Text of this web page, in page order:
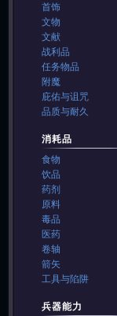
首饰
文物
文献
战利品
任务物品
附魔
庇佑与诅咒
品质与耐久
消耗品
食物
饮品
药剂
原料
毒品
医药
卷轴
箭矢
工具与陷阱
兵器能力